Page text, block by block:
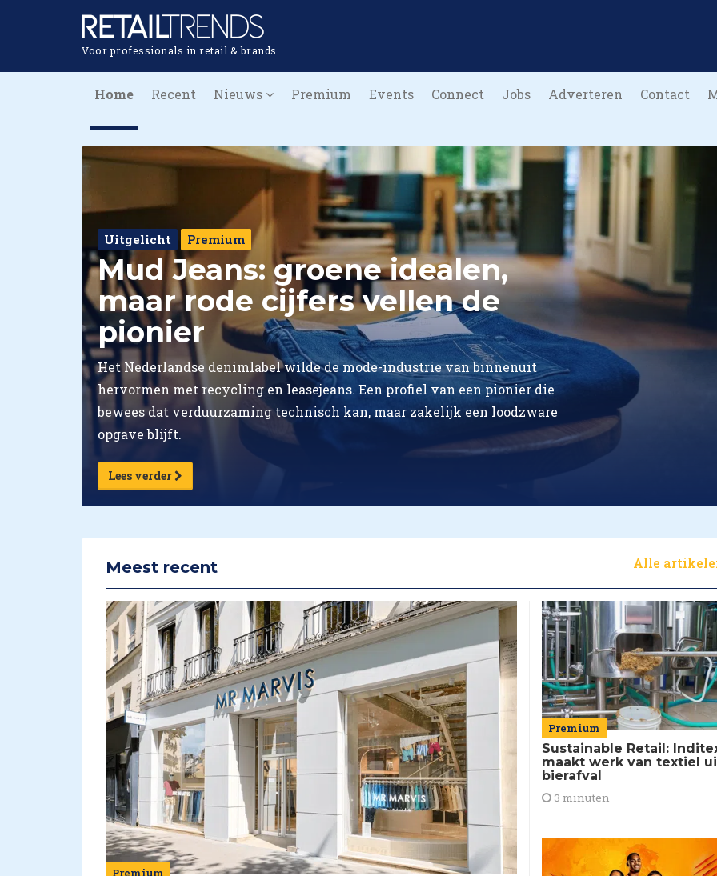
Voor professionals in retail & brands
Home Recent Nieuws Premium Events Connect Jobs Adverteren Contact
Uitgelicht Premium
Mud Jeans: groene idealen,
maar rode cijfers vellen de
pionier
Het Nederlandse denimlabel wilde de mode-industrie van binnenuit
hervormen met recycling en leasejeans. Een profiel van een pionier die
bewees dat verduurzaming technisch kan, maar zakelijk een loodzware
opgave blijft.
Lees verder
Meest recent Alle
Premium
Premium
Sustainable Retail:
maakt werk van textiel
bierafval
3 minuten